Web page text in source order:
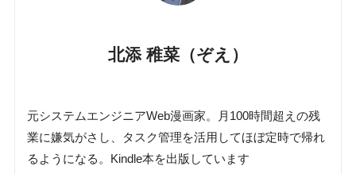
北添 稚菜（ぞえ）
元システムエンジニアWeb漫画家。月100時間超えの残
業に嫌気がさし、タスク管理を活用してほぼ定時で帰れ
るようになる。Kindle本を出版しています